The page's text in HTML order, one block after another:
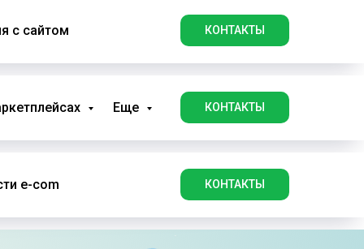
с сайтом КОНТАКТЫ
Еще КОНТАКТЫ
e-com КОНТАКТЫ